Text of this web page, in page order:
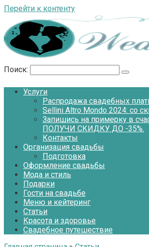
Перейти к контенту
Поиск:
Услуги
Распродажа свадебных
Sellini Altro Mondo 2024: со
Запишись на примерку в
ПОЛУЧИ СКИДКУ ДО -35%.
Контакты
Организация свадьбы
Подготовка
Оформление свадьбы
Мода и стиль
Подарки
Гости на свадьбе
Меню и кейтеринг
Статьи
Красота и здоровье
Свадебное путешествие